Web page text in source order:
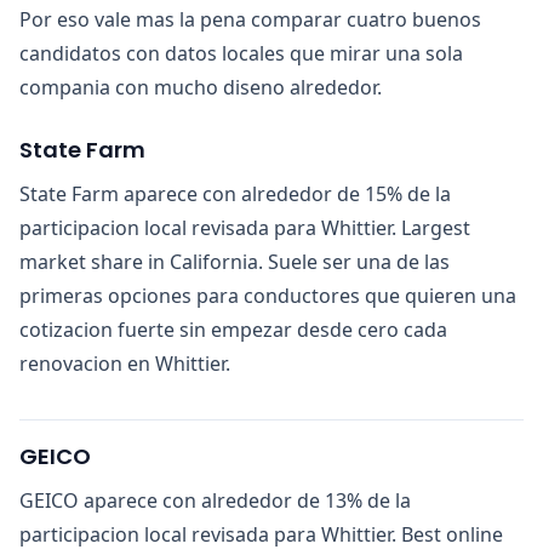
Por eso vale mas la pena comparar cuatro buenos
candidatos con datos locales que mirar una sola
compania con mucho diseno alrededor.
State Farm
State Farm aparece con alrededor de 15% de la
participacion local revisada para Whittier. Largest
market share in California. Suele ser una de las
primeras opciones para conductores que quieren una
cotizacion fuerte sin empezar desde cero cada
renovacion en Whittier.
GEICO
GEICO aparece con alrededor de 13% de la
participacion local revisada para Whittier. Best online